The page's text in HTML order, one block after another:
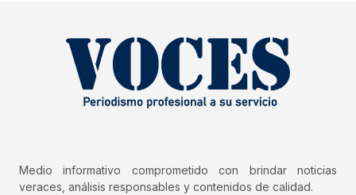
Medio informativo comprometido con brindar noticias
veraces, análisis responsables y contenidos de calidad.